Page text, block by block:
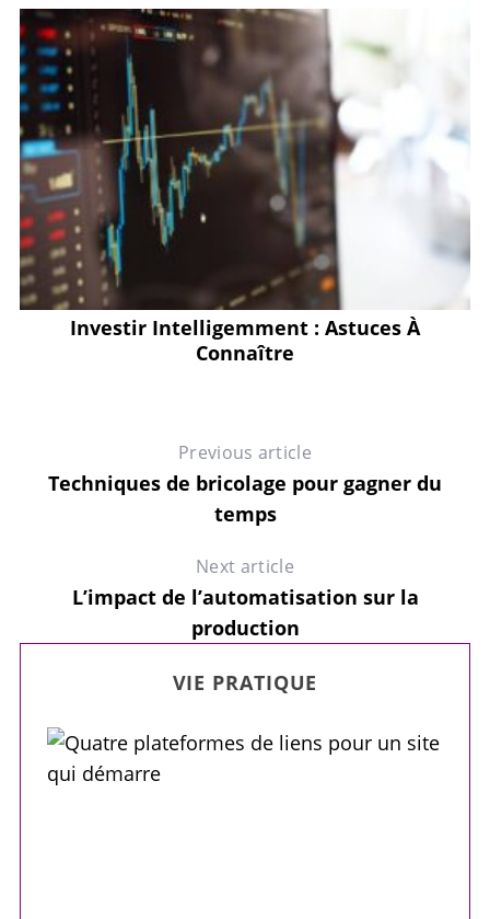
Investir Intelligemment : Astuces À
Connaître
Previous article
Techniques de bricolage pour gagner du
temps
Next article
L’impact de l’automatisation sur la
production
VIE PRATIQUE